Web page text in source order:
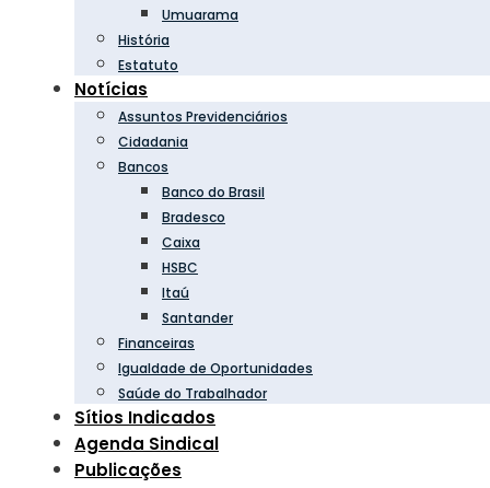
Umuarama
História
Estatuto
Notícias
Assuntos Previdenciários
Cidadania
Bancos
Banco do Brasil
Bradesco
Caixa
HSBC
Itaú
Santander
Financeiras
Igualdade de Oportunidades
Saúde do Trabalhador
Sítios Indicados
Agenda Sindical
Publicações